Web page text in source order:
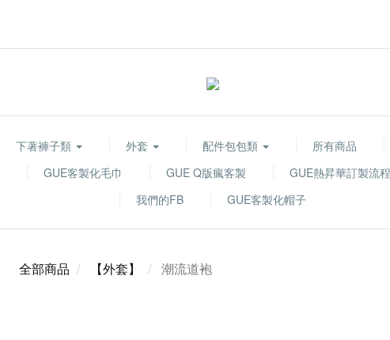
下著褲子類 外套 配件包包類 所有商品
GUE客製化毛巾 GUE Q版瘋客製 GUE熱昇華訂製流程
我們的FB
GUE客製化帽子
全部商品 【外套】 潮流道袍